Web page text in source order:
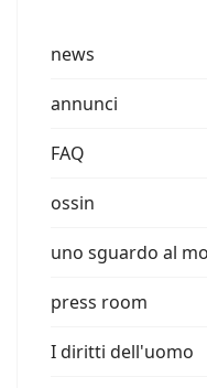
news
annunci
FAQ
ossin
uno sguardo al
press room
I diritti dell'uomo